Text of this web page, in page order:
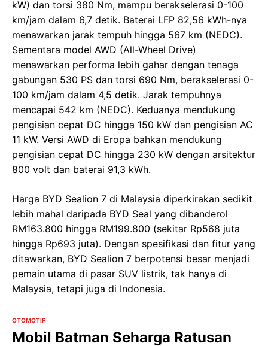
kW) dan torsi 380 Nm, mampu berakselerasi 0-100
km/jam dalam 6,7 detik. Baterai LFP 82,56 kWh-nya
menawarkan jarak tempuh hingga 567 km (NEDC).
Sementara model AWD (All-Wheel Drive)
menawarkan performa lebih gahar dengan tenaga
gabungan 530 PS dan torsi 690 Nm, berakselerasi 0-
100 km/jam dalam 4,5 detik. Jarak tempuhnya
mencapai 542 km (NEDC). Keduanya mendukung
pengisian cepat DC hingga 150 kW dan pengisian AC
11 kW. Versi AWD di Eropa bahkan mendukung
pengisian cepat DC hingga 230 kW dengan arsitektur
800 volt dan baterai 91,3 kWh.
Harga BYD Sealion 7 di Malaysia diperkirakan sedikit
lebih mahal daripada BYD Seal yang dibanderol
RM163.800 hingga RM199.800 (sekitar Rp568 juta
hingga Rp693 juta). Dengan spesifikasi dan fitur yang
ditawarkan, BYD Sealion 7 berpotensi besar menjadi
pemain utama di pasar SUV listrik, tak hanya di
Malaysia, tetapi juga di Indonesia.
OTOMOTIF
Mobil Batman Seharga Ratusan